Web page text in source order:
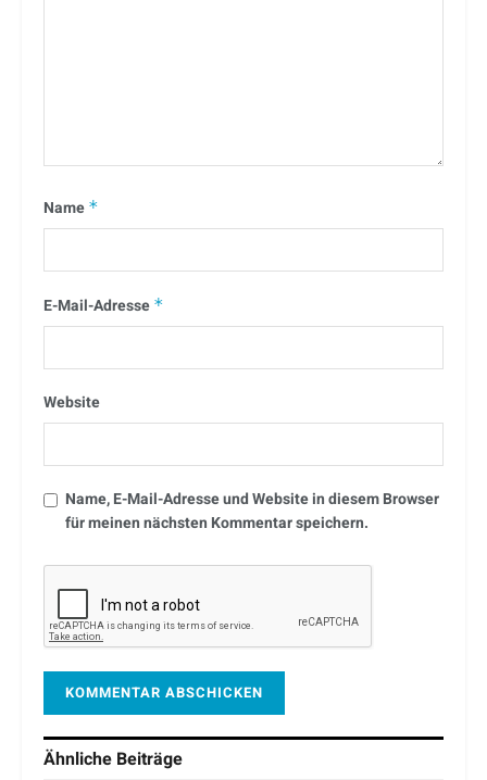
Name *
E-Mail-Adresse *
Website
Name, E-Mail-Adresse und Website in diesem Browser
für meinen nächsten Kommentar speichern.
Ähnliche Beiträge